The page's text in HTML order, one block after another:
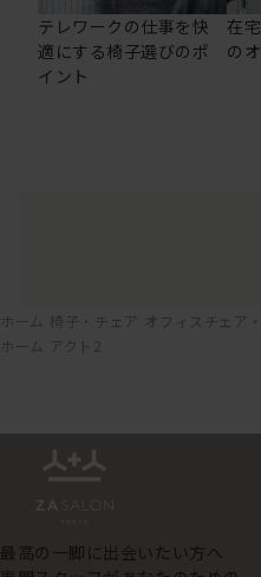
テレワークの仕事を快
適にする椅子選びのポ
イント
在
の
ホーム 椅子・チェア
オフィスチェア
ホーム アクト2
最高の一脚に出会いたい方へ